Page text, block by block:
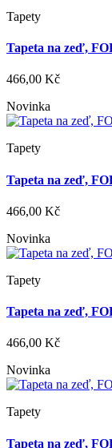
Tapety
Tapeta na zeď,
466,00 Kč
Novinka
Tapety
Tapeta na zeď,
466,00 Kč
Novinka
Tapety
Tapeta na zeď,
466,00 Kč
Novinka
Tapety
Tapeta na zeď,